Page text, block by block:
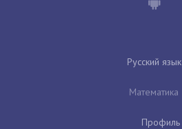
Русский язык
Математика
Профиль